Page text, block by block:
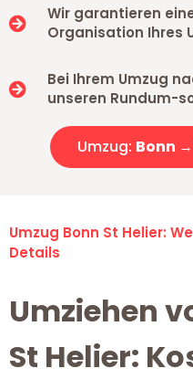
Wir garantieren
Organisation Ihres
Bei Ihrem Umzug
unseren Rundum-
Umzug: Bonn
Umzug Bonn St Helier:
Details
Umziehen
St Helier: